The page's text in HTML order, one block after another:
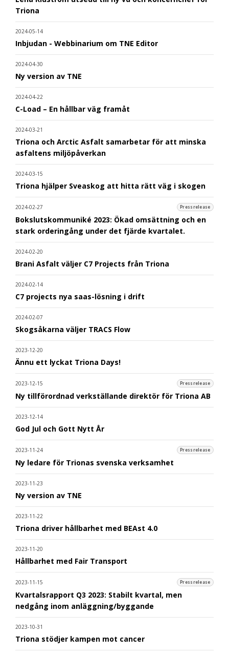
Triona
2024-05-14
Inbjudan - Webbinarium om TNE Editor
2024-04-30
Ny version av TNE
2024-04-22
C-Load – En hållbar väg framåt
2024-03-21
Triona och Arctic Asfalt samarbetar för att minska
asfaltens miljöpåverkan
2024-03-15
Triona hjälper Sveaskog att hitta rätt väg i skogen
2024-02-27 Pressrelease
Bokslutskommuniké 2023: Ökad omsättning och en
stark orderingång under det fjärde kvartalet.
2024-02-20
Brani Asfalt väljer C7 Projects från Triona
2024-02-14
C7 projects nya saas-lösning i drift
2024-02-07
Skogsåkarna väljer TRACS Flow
2023-12-20
Ännu ett lyckat Triona Days!
2023-12-15 Pressrelease
Ny tillförordnad verkställande direktör för Triona AB
2023-12-14
God Jul och Gott Nytt År
2023-11-24 Pressrelease
Ny ledare för Trionas svenska verksamhet
2023-11-23
Ny version av TNE
2023-11-22
Triona driver hållbarhet med BEAst 4.0
2023-11-20
Hållbarhet med Fair Transport
2023-11-15 Pressrelease
Kvartalsrapport Q3 2023: Stabilt kvartal, men
nedgång inom anläggning/byggande
2023-10-31
Triona stödjer kampen mot cancer